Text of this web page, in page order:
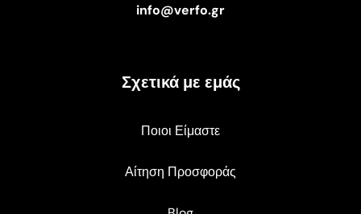
info@verfo.gr
Σχετικά με εμάς
Ποιοι Είμαστε
Αίτηση Προσφοράς